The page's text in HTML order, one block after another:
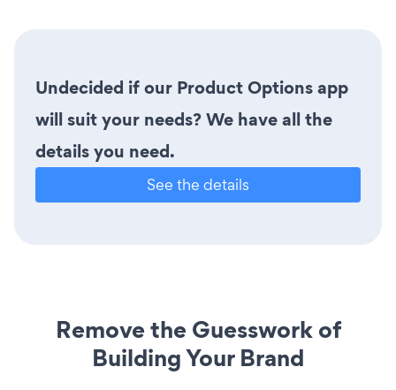
Undecided if our Product Options app
will suit your needs? We have all the
details you need.
See the details
Remove the Guesswork of
Building Your Brand